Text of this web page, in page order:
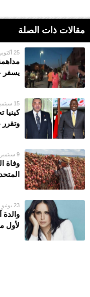
مقالات ذات الصلة
25 أكتوبر 2022
يسفر
15 سبتمبر 2022
9 سبتمبر 2022
وفاة
23 يونيو 2022
لأول